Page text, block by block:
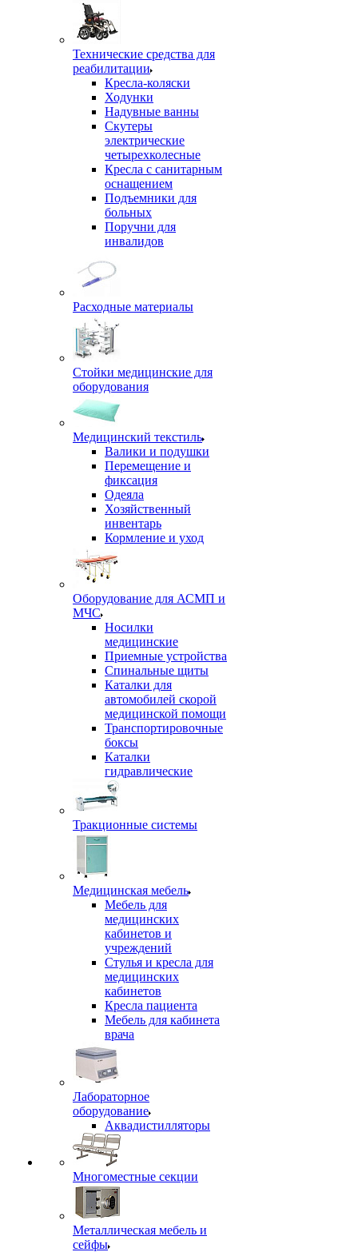
Технические средства для
реабилитации
Кресла-коляски
Ходунки
Надувные ванны
Скутеры
электрические
четырехколесные
Кресла с санитарным
оснащением
Подъемники для
больных
Поручни для
инвалидов
Расходные материалы
Стойки медицинские для
оборудования
Медицинский текстиль
Валики и подушки
Перемещение и
фиксация
Одеяла
Хозяйственный
инвентарь
Кормление и уход
Оборудование для АСМП и
МЧС
Носилки
медицинские
Приемные устройства
Спинальные щиты
Каталки для
автомобилей скорой
медицинской помощи
Транспортировочные
боксы
Каталки
гидравлические
Тракционные системы
Медицинская мебель
Мебель для
медицинских
кабинетов и
учреждений
Стулья и кресла для
медицинских
кабинетов
Кресла пациента
Мебель для кабинета
врача
Лабораторное
оборудование
Аквадистилляторы
Многоместные секции
Металлическая мебель и
сейфы